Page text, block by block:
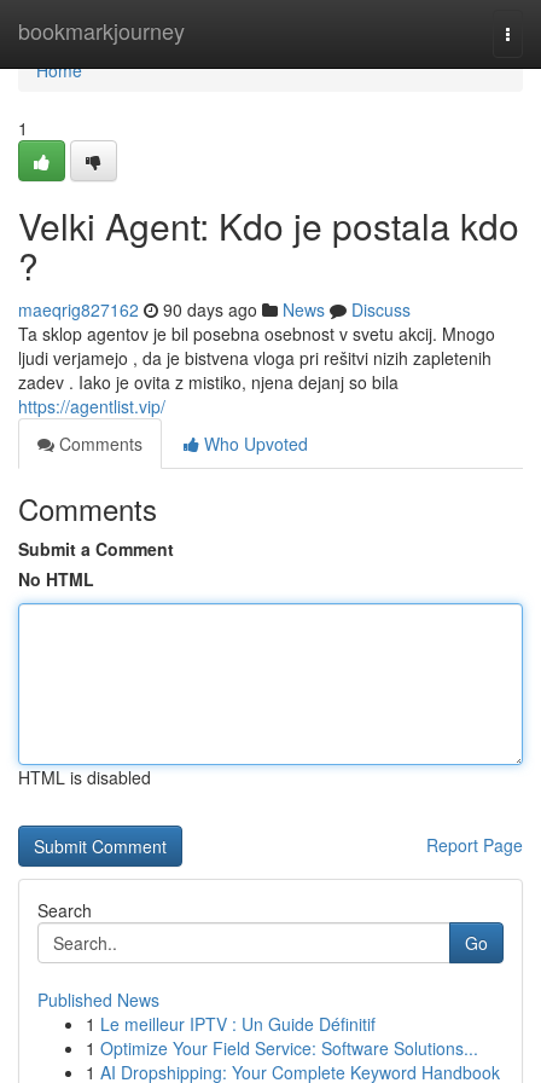
bookmarkjourney
Home
Home
1
Velki Agent: Kdo je postala kdo
?
maeqrig827162 90 days ago News
Discuss
Ta sklop agentov je bil posebna osebnost v svetu akcij. Mnogo
ljudi verjamejo , da je bistvena vloga pri rešitvi nizih zapletenih
zadev . Iako je ovita z mistiko, njena dejanj so bila
https://agentlist.vip/
Comments
Who Upvoted
Comments
Submit a Comment
No HTML
HTML is disabled
Report Page
Search
Go
Published News
1 Le meilleur IPTV : Un Guide Définitif
1 Optimize Your Field Service: Software Solutions...
1 AI Dropshipping: Your Complete Keyword Handbook